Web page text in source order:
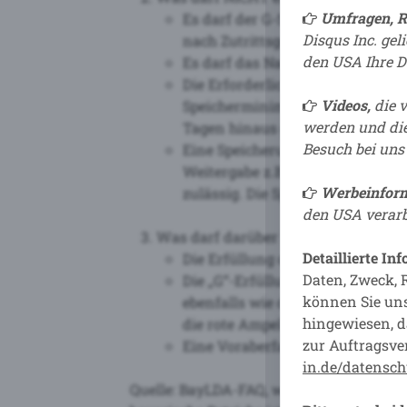
Es darf der G-Status NICHT
nach Zutrittsgewährung kann
Es darf das
Die Erforderlichkeit der
Speicherminimierungsgründen
Tagen hinaus gespeichert
Eine Speicherung ist NUR zum
Weitergabe z.B. zur
zulässig. Die Speicherung einer
Was darf darüber hinaus verarbeitet
Die Erfüllung des G-Status
Die „G“-Erfüllung von
ebenfalls wie die eigenen
die rote Ampel des BayIfSMV
Eine Voraberfassung zur
Quelle: BayLDA-FAQ, welches Sie
Umfragen,
Disqus Inc.
den USA Ihre
Videos, die
werden und
Besuch bei
den USA
Detaillierte
Daten, Zweck,
können Sie
hingewiesen,
zur
in.de/